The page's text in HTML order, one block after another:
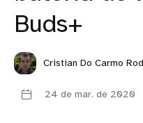
Buds+
Cristian Do Carmo
24 de mar. de 2020